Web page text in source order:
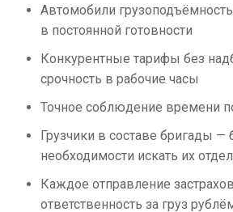
Автомобили
в постоянной готовности
Конкурентные тарифы без
срочность в рабочие часы
Точное соблюдение времени
Грузчики в составе бригады —
необходимости искать их
Каждое отправление
ответственность за груз